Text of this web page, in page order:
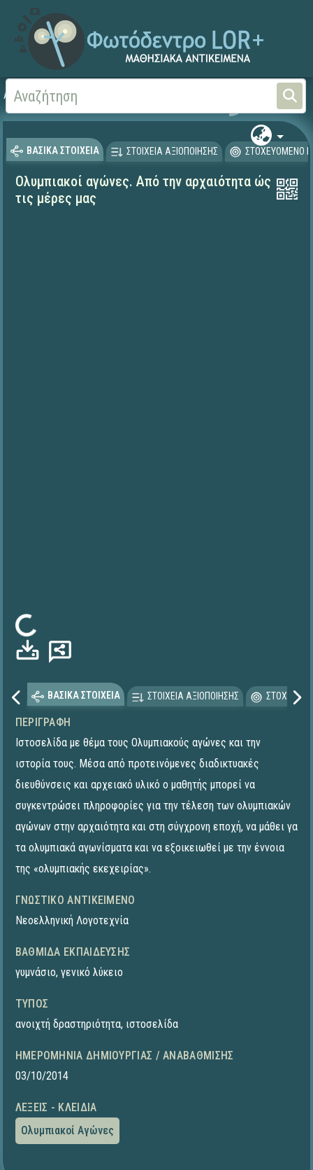
Αρχική Γλώσσα και Λογοτεχνία
ΒΑΣΙΚΑ ΣΤΟΙΧΕΙΑ ΣΤΟΙΧΕΙΑ ΑΞΙΟΠΟΙΗΣΗΣ ΣΤΟΧΕΥΟΜΕΝΟ
Ολυμπιακοί αγώνες. Από την αρχαιότητα ώς
τις μέρες μας
Φόρτωση...
ΒΑΣΙΚΑ ΣΤΟΙΧΕΙΑ ΣΤΟΙΧΕΙΑ ΑΞΙΟΠΟΙΗΣΗΣ
ΠΕΡΙΓΡΑΦΉ
Ιστοσελίδα με θέμα τους Ολυμπιακούς αγώνες και την
ιστορία τους. Μέσα από προτεινόμενες διαδικτυακές
διευθύνσεις και αρχειακό υλικό ο μαθητής μπορεί να
συγκεντρώσει πληροφορίες για την τέλεση των ολυμπιακών
αγώνων στην αρχαιότητα και στη σύγχρονη εποχή, να μάθει γα
τα ολυμπιακά αγωνίσματα και να εξοικειωθεί με την έννοια
της «ολυμπιακής εκεχειρίας».
ΓΝΩΣΤΙΚΌ ΑΝΤΙΚΕΊΜΕΝΟ
Νεοελληνική Λογοτεχνία
ΒΑΘΜΊΔΑ ΕΚΠΑΊΔΕΥΣΗΣ
γυμνάσιο, γενικό λύκειο
ΤΎΠΟΣ
ανοιχτή δραστηριότητα, ιστοσελίδα
ΗΜΕΡΟΜΗΝΊΑ ΔΗΜΙΟΥΡΓΊΑΣ / ΑΝΑΒΆΘΜΙΣΗΣ
03/10/2014
ΛΈΞΕΙΣ - ΚΛΕΙΔΙΆ
Ολυμπιακοί Αγώνες